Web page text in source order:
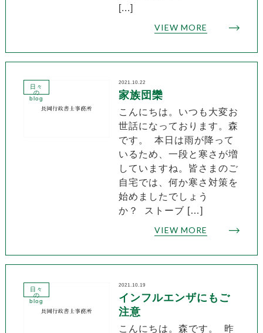
[...]
VIEW MORE
日々
の
blog
2021.10.22
家族団欒
こんにちは。いつも大変お
世話になっております。森
です。 本日は雨が降って
いるため、一段と寒さが増
していますね。皆さまのご
自宅では、何か寒さ対策を
始めましたでしょう
か？ ストーブ […]
VIEW MORE
日々
の
blog
2021.10.19
インフルエンザにもご
注意
こんにちは。森です。 昨